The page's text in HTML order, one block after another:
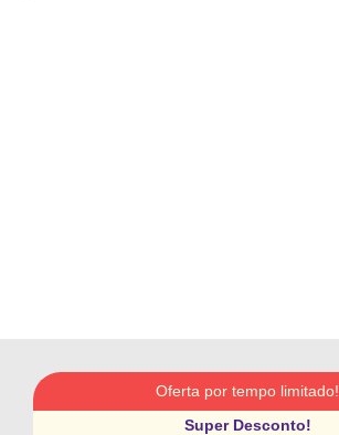
Oferta por tempo limitado!
Super Desconto!